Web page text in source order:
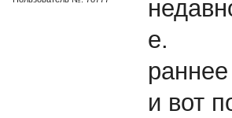
е.
и вот